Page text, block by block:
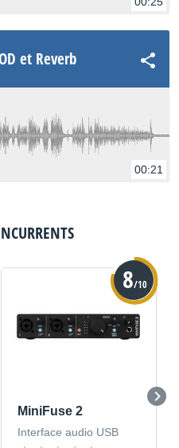
et Reverb
00:21
8/10
MiniFuse 2
Interface audio USB